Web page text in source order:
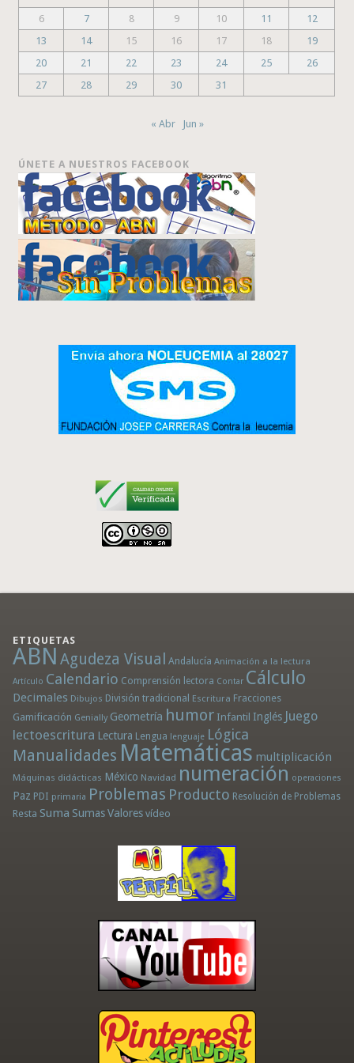
6
7 8 9 10 11
12
13
14 15 16 17 18
19
20
21 22 23 24 25
26
27
28 29 30 31
« Abr Jun »
ÚNETE A NUESTROS FACEBOOK
ETIQUETAS
ABN Agudeza Visual Andalucía Animación a la lectura
Artículo Calendario Comprensión lectora Contar Cálculo
Decimales Dibujos División tradicional Escritura Fracciones
Gamificación Genially Geometría humor Infantil Inglés Juego
lectoescritura Lectura Lengua lenguaje Lógica
Manualidades Matemáticas multiplicación
Máquinas didácticas México Navidad numeración operaciones
Paz PDI primaria Problemas Producto Resolución de Problemas
Resta Suma Sumas Valores vídeo